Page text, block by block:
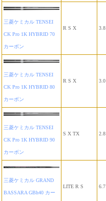
三菱ケミカル TENSEI
CK Pro 1K HYBRID 70
カーボン
R S X 3.8
三菱ケミカル TENSEI
CK Pro 1K HYBRID 80
カーボン
R S X 3.0
三菱ケミカル TENSEI
CK Pro 1K HYBRID 90
カーボン
S X TX 2.8
三菱ケミカル GRAND
BASSARA GBh40 カー
LITE R S 6.7